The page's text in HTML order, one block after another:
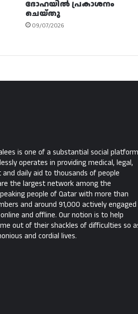
ദോഹയിൽ പ്രകാശനം
ചെയ്തു
09/07/2026
is one of a substantial social
operates in providing medical, legal,
daily aid to thousands of people
the largest network among the
people of Qatar with more than
and around 91,000 actively engaged
and offline. Our notion is to help
out of their shackles of difficulties so
and cordial lives.